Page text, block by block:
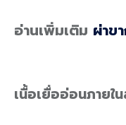
อ่านเพิ่มเติม ผ่าข
เนื้อเยื่ออ่อนภายใ